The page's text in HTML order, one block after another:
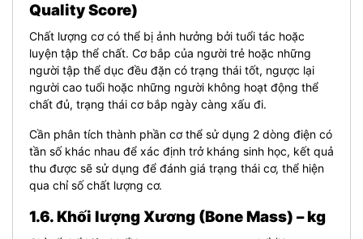
Quality Score)
Chất lượng cơ có thể bị ảnh hưởng bởi tuổi tác hoặc
luyện tập thể chất. Cơ bắp của người trẻ hoặc những
người tập thể dục đều đặn có trạng thái tốt, ngược lại
người cao tuổi hoặc những người không hoạt động thể
chất đủ, trạng thái cơ bắp ngày càng xấu đi.
Cần phân tích thành phần cơ thể sử dụng 2 dòng điện có
tần số khác nhau để xác định trở kháng sinh học, kết quả
thu được sẽ sử dụng để đánh giá trạng thái cơ, thể hiện
qua chỉ số chất lượng cơ.
1.6. Khối lượng Xương (Bone Mass) – kg